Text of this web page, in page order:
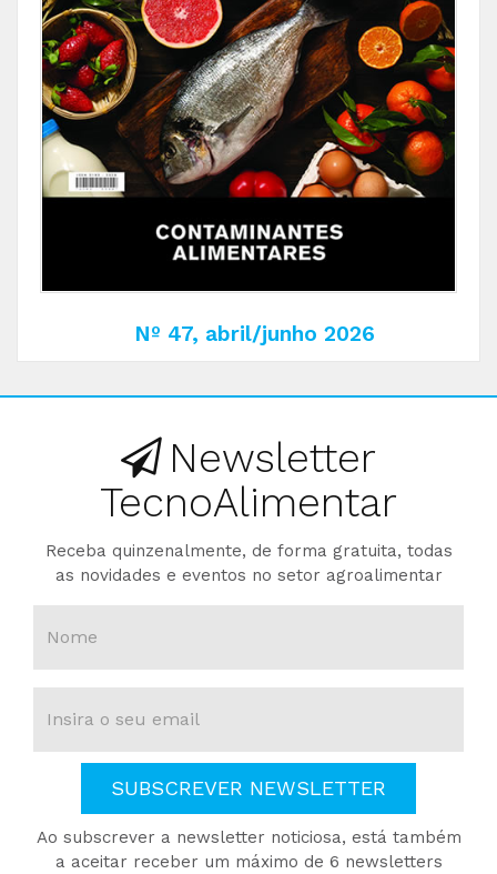
Nº 47, abril/junho 2026
Newsletter
TecnoAlimentar
Receba quinzenalmente, de forma gratuita, todas
as novidades e eventos no setor agroalimentar
SUBSCREVER NEWSLETTER
Ao subscrever a newsletter noticiosa, está também
a aceitar receber um máximo de 6 newsletters